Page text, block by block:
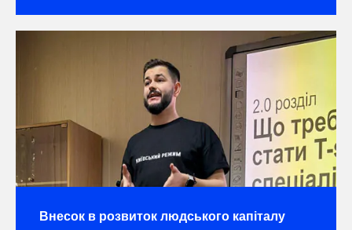
Внесок в розвиток людського капіталу